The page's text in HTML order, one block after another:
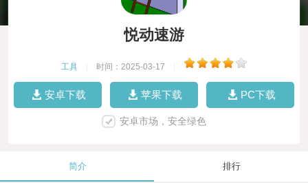
悦动速游
工具 时间：2025-03-17
安卓下载 苹果下载 PC下载
安卓市场，安全绿色
简介 排行